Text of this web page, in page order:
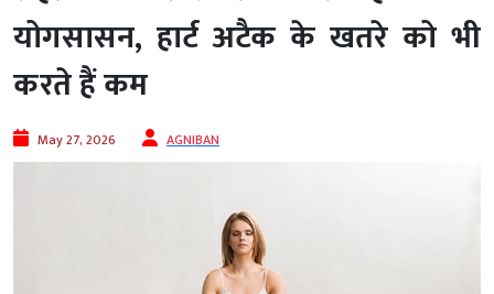
योगसासन, हार्ट अटैक के खतरे को भी
करते हैं कम
May 27, 2026 AGNIBAN